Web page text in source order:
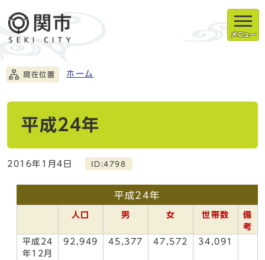
メニュー
現在位置 ホーム
平成24年
2016年1月4日 ID:4798
平成24年
人口 男 女 世帯数
備
考
平成24
年12月
92,949 45,377 47,572 34,091